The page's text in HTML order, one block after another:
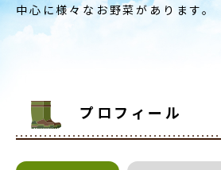
中心に様々なお野菜があります。
プロフィール